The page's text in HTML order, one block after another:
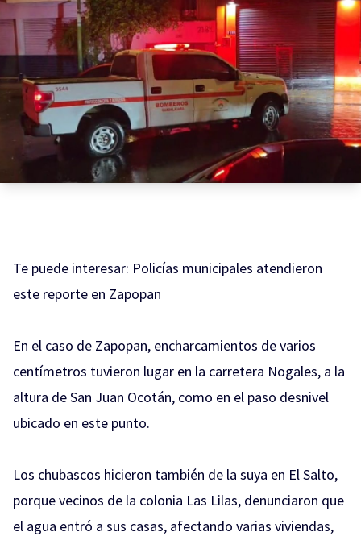
Te puede interesar: Policías municipales atendieron
este reporte en Zapopan
En el caso de Zapopan, encharcamientos de varios
centímetros tuvieron lugar en la carretera Nogales, a la
altura de San Juan Ocotán, como en el paso desnivel
ubicado en este punto.
Los chubascos hicieron también de la suya en El Salto,
porque vecinos de la colonia Las Lilas, denunciaron que
el agua entró a sus casas, afectando varias viviendas,